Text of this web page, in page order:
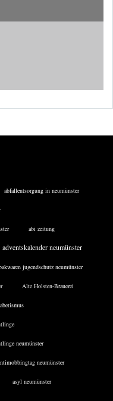
abfallentsorgung in neumünster
abi zeitung
adventskalender neumünster
jugendschutz neumünster
Alte Holsten-Brauerei
neumünster
neumünster
asyl neumünster